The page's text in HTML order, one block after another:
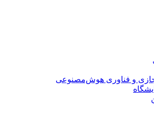
و فناوری هوش‌مصنوعی